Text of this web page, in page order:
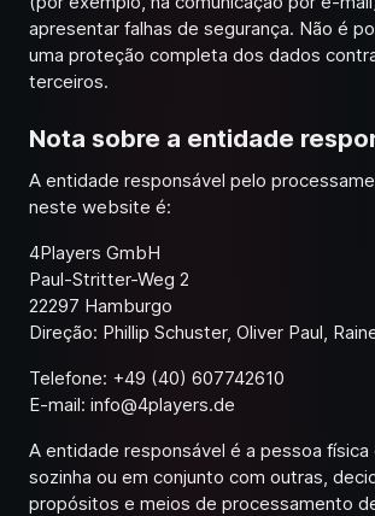
apresentar falhas de segurança. Não é
uma proteção completa dos dados
terceiros.
Nota sobre a entidade
A entidade responsável pelo
neste website é:
4Players GmbH
Paul-Stritter-Weg 2
22297 Hamburgo
Direção: Phillip Schuster, Oliver Paul,
Telefone: +49 (40) 607742610
E-mail: info@4players.de
A entidade responsável é a pessoa física
sozinha ou em conjunto com outras,
propósitos e meios de processamento